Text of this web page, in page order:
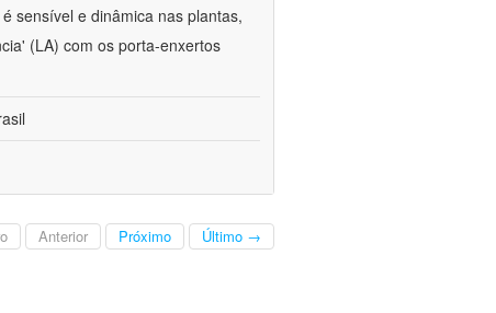
sensível e dinâmica nas plantas,
(LA) com os porta-enxertos
Anterior Próximo Último →